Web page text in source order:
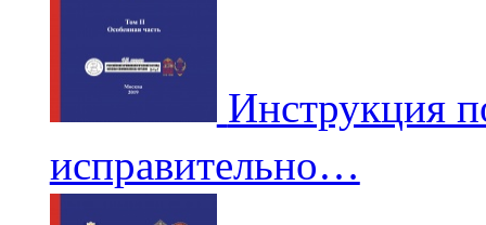
Инструкция
исправительно…